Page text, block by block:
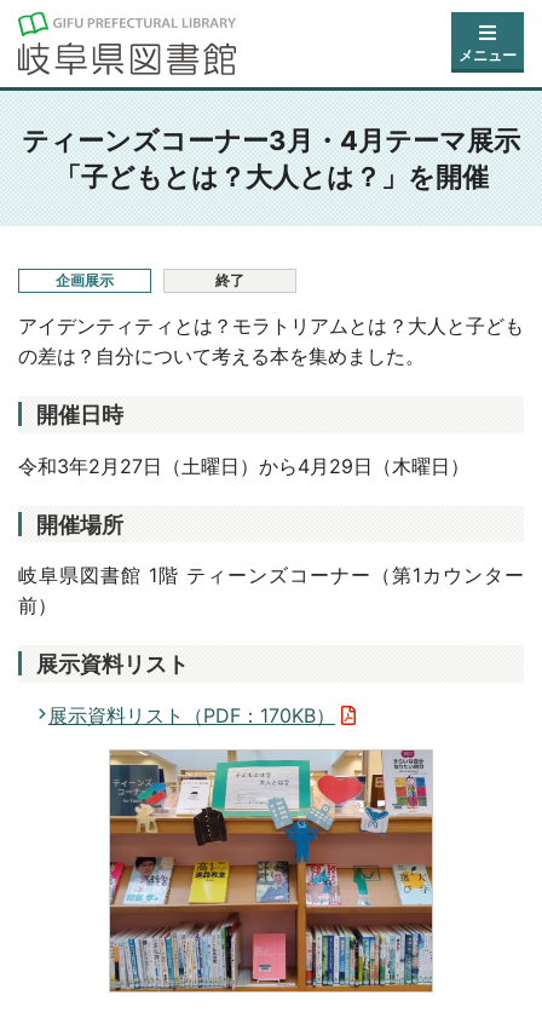
メニュー
ティーンズコーナー3月・4月テーマ展示
「子どもとは？大人とは？」を開催
企画展示 終了
アイデンティティとは？モラトリアムとは？大人と子ども
の差は？自分について考える本を集めました。
開催日時
令和3年2月27日（土曜日）から4月29日（木曜日）
開催場所
岐阜県図書館 1階 ティーンズコーナー（第1カウンター
前）
展示資料リスト
展示資料リスト（PDF：170KB）